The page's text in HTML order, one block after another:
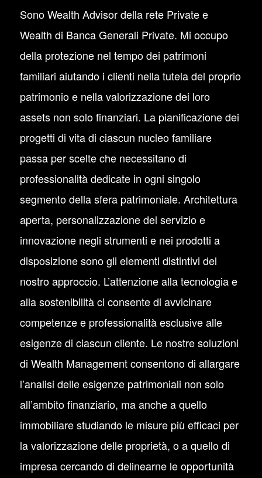
Sono Wealth Advisor della rete Private e
Wealth di Banca Generali Private. Mi occupo
della protezione nel tempo dei patrimoni
familiari aiutando i clienti nella tutela del proprio
patrimonio e nella valorizzazione dei loro
assets non solo finanziari. La pianificazione dei
progetti di vita di ciascun nucleo familiare
passa per scelte che necessitano di
professionalità dedicate in ogni singolo
segmento della sfera patrimoniale. Architettura
aperta, personalizzazione del servizio e
innovazione negli strumenti e nei prodotti a
disposizione sono gli elementi distintivi del
nostro approccio. L’attenzione alla tecnologia e
alla sostenibilità ci consente di avvicinare
competenze e professionalità esclusive alle
esigenze di ciascun cliente. Le nostre soluzioni
di Wealth Management consentono di allargare
l’analisi delle esigenze patrimoniali non solo
all’ambito finanziario, ma anche a quello
immobiliare studiando le misure più efficaci per
la valorizzazione delle proprietà, o a quello di
impresa cercando di delinearne le opportunità